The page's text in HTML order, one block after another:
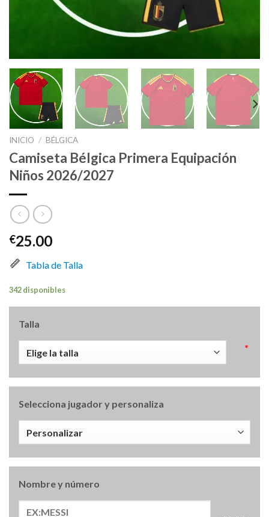
INICIO / BÉLGICA
Camiseta Bélgica Primera Equipación
Niños 2026/2027
€25.00
Tabla de Talla
342 disponibles
Talla
*
Selecciona jugador y personaliza
Nombre y número